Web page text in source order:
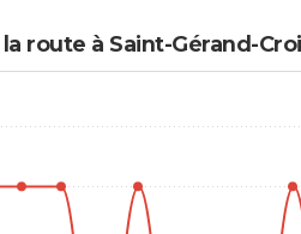
route à Saint-Gérand-